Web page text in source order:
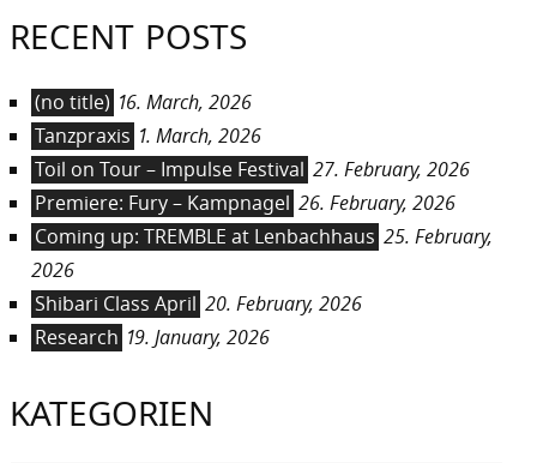
RECENT POSTS
(no title) 16. March, 2026
Tanzpraxis 1. March, 2026
Toil on Tour – Impulse Festival 27. February, 2026
Premiere: Fury – Kampnagel 26. February, 2026
Coming up: TREMBLE at Lenbachhaus 25. February,
2026
Shibari Class April 20. February, 2026
Research 19. January, 2026
KATEGORIEN